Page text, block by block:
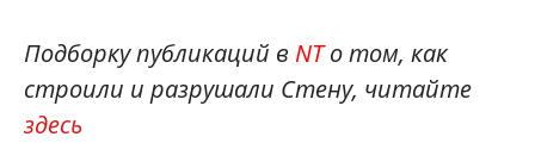
Подборку публикаций в NTо том, как
строили и разрушали Стену, читайте
здесь